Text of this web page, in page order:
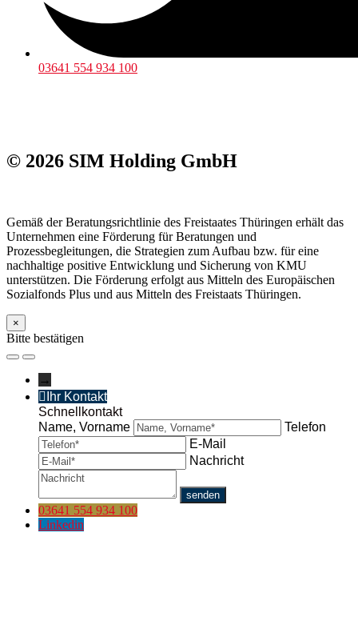
03641 554 934 100
© 2026 SIM Holding GmbH
Gemäß der Beratungsrichtlinie des Freistaates Thüringen erhält das
Unternehmen eine Förderung für Beratungen und
Prozessbegleitungen, die Strategien zum Aufbau bzw. für eine
nachhaltige positive Entwicklung und Sicherung von KMU
unterstützen. Die Förderung erfolgt aus Mitteln des Europäischen
Sozialfonds Plus und aus Mitteln des Freistaats Thüringen.
×
Bitte bestätigen
→
Ihr Kontakt
Schnellkontakt
Name, Vorname
Telefon
E-Mail
Nachricht
03641 554 934 100
Linkedin